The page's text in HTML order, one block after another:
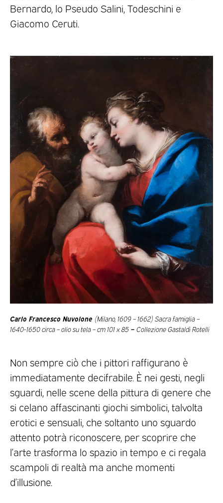
Bernardo, lo Pseudo Salini, Todeschini e
Giacomo Ceruti.
Carlo Francesco Nuvolone (Milano, 1609 – 1662) Sacra famiglia –
1640-1650 circa – olio su tela – cm 101 x 85 – Collezione Gastaldi Rotelli
Non sempre ciò che i pittori raffigurano è
immediatamente decifrabile. È nei gesti, negli
sguardi, nelle scene della pittura di genere che
si celano affascinanti giochi simbolici, talvolta
erotici e sensuali, che soltanto uno sguardo
attento potrà riconoscere, per scoprire che
l’arte trasforma lo spazio in tempo e ci regala
scampoli di realtà ma anche momenti
d’illusione.